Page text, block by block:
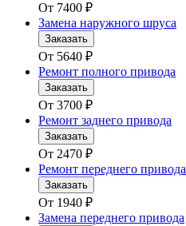
От 7400 ₽
Замена наружного шруса
Заказать
От 5640 ₽
Ремонт полного привода
Заказать
От 3700 ₽
Ремонт заднего привода
Заказать
От 2470 ₽
Ремонт переднего привода
Заказать
От 1940 ₽
Замена переднего привода